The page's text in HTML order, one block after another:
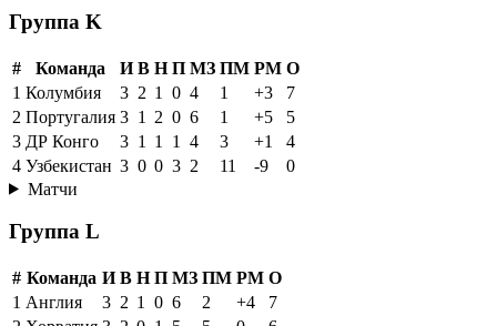
Группа K
# Команда И В Н П МЗ ПМ РМ О
1 Колумбия 3 2 1 0 4 1 +3
7
2 Португалия 3 1 2 0 6 1 +5
5
3 ДР Конго 3 1 1 1 4 3 +1
4
4 Узбекистан 3 0 0 3 2 11 -9
0
Матчи
Группа L
# Команда И В Н П МЗ ПМ РМ О
1 Англия 3 2 1 0 6 2 +4
7